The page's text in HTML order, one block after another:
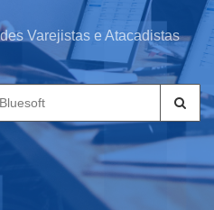
Varejistas e Atacadistas